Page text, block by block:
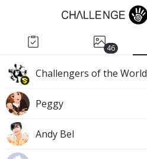
46
Challengers of the World
Peggy
Andy Bel